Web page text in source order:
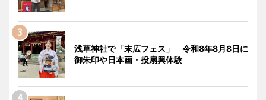
浅草神社で「末広フェス」 令和8年8月8日に
御朱印や日本画・投扇興体験